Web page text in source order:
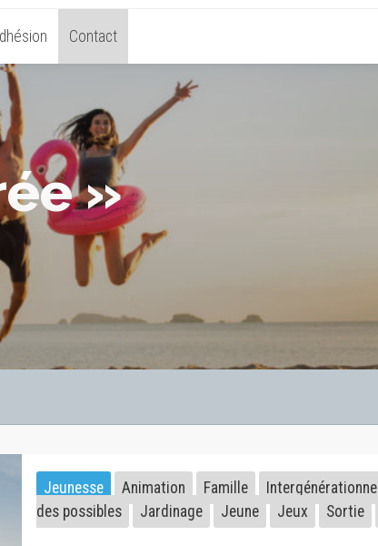
Contact
»
Jeunesse Animation Famille Intergénérationnel
des possibles
Jardinage Jeune Jeux Sortie